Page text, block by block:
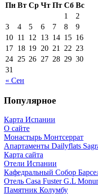
Пн Вт Ср Чт Пт Сб Вс
« Сен
1
2
3
4 5 6 7 8
9
10 11 12 13 14 15 16
17 18 19 20 21 22 23
24 25 26 27 28 29 30
31
Популярное
Карта Испании
О сайте
Монастырь Монтсеррат
Апартаменты Dailyflats
Карта сайта
Отели Испании
Кафeдрaльный Собор
Отель Casa Fuster G.L
Пaмятник Колумбу